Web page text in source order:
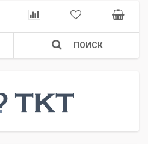
ПОИСК